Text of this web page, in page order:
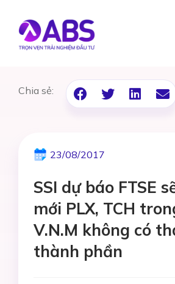
Chia sẻ:
23/08/2017
SSI dự báo FTSE
mới PLX, TCH
V.N.M không có
thành phần